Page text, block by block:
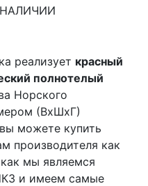
реализует красный
полнотелый
Норского
(ВхШхГ)
можете купить
производителя как
мы являемся
и имеем самые